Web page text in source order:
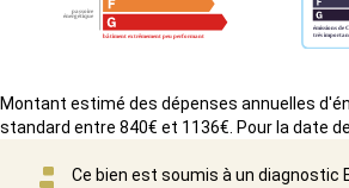
Montant estimé des dépenses annuelles
standard entre 840€ et 1136€. Pour la date
Ce bien est soumis à un diagnostic